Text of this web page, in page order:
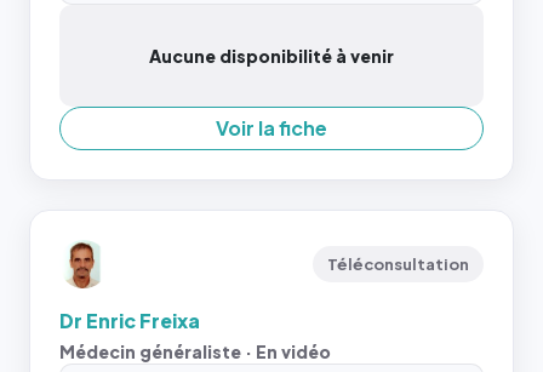
Aucune disponibilité à venir
Voir la fiche
Téléconsultation
Dr Enric Freixa
Médecin généraliste · En vidéo